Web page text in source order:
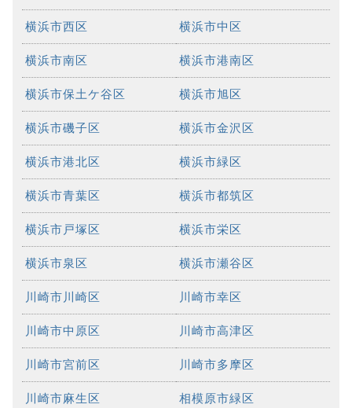
横浜市西区 横浜市中区
横浜市南区 横浜市港南区
横浜市保土ケ谷区 横浜市旭区
横浜市磯子区 横浜市金沢区
横浜市港北区 横浜市緑区
横浜市青葉区 横浜市都筑区
横浜市戸塚区 横浜市栄区
横浜市泉区 横浜市瀬谷区
川崎市川崎区 川崎市幸区
川崎市中原区 川崎市高津区
川崎市宮前区 川崎市多摩区
川崎市麻生区 相模原市緑区